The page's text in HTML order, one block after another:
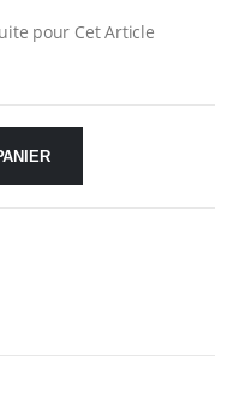
pour Cet Article